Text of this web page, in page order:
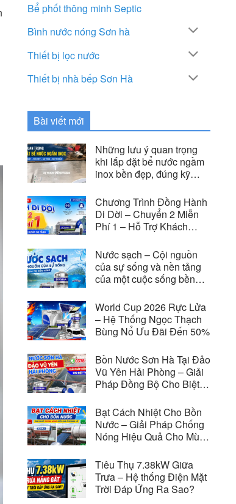
Bể phốt thông minh Septic
Bình nước nóng Sơn hà
Thiết bị lọc nước
Thiết bị nhà bếp Sơn Hà
Bài viết mới
Những lưu ý quan trọng
khi lắp đặt bể nước ngầm
inox bền đẹp, đúng kỹ
Chương Trình Đồng Hành
Di Dời – Chuyển 2 Miễn
Phí 1 – Hỗ Trợ Khách
Án Hạ Tầng
Nước sạch – Cội nguồn
của sự sống và nền tảng
của một cuộc sống bền
World Cup 2026 Rực Lửa
– Hệ Thống Ngọc Thạch
Bùng Nổ Ưu Đãi Đến 50%
Bồn Nước Sơn Hà Tại Đảo
Vũ Yên Hải Phòng – Giải
Pháp Đồng Bộ Cho Biệt
Island
Bạt Cách Nhiệt Cho Bồn
Nước – Giải Pháp Chống
Nóng Hiệu Quả Cho Mùa
Tiêu Thụ 7.38kW Giữa
Trưa – Hệ thống Điện Mặt
Trời Đáp Ứng Ra Sao?